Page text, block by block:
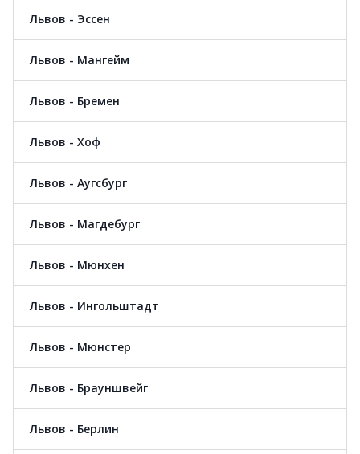
Львов - Эссен
Львов - Мангейм
Львов - Бремен
Львов - Хоф
Львов - Аугсбург
Львов - Магдебург
Львов - Мюнхен
Львов - Ингольштадт
Львов - Мюнстер
Львов - Брауншвейг
Львов - Берлин